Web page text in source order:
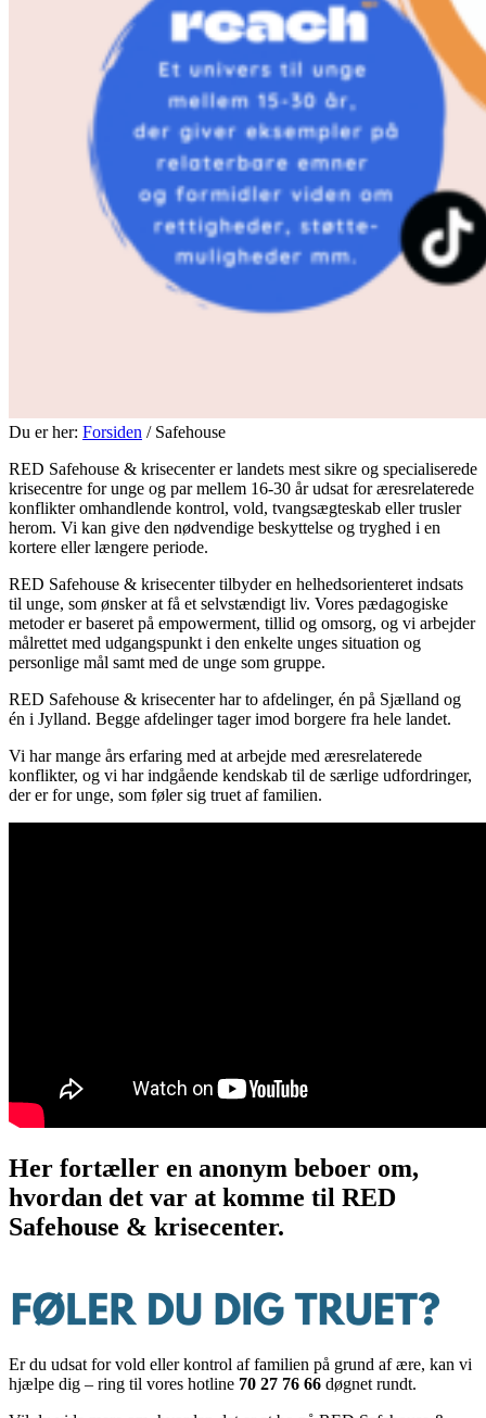
Du er her: Forsiden / Safehouse
RED Safehouse & krisecenter er landets mest sikre og specialiserede
krisecentre for unge og par mellem 16-30 år udsat for æresrelaterede
konflikter omhandlende kontrol, vold, tvangsægteskab eller trusler
herom. Vi kan give den nødvendige beskyttelse og tryghed i en
kortere eller længere periode.
RED Safehouse & krisecenter tilbyder en helhedsorienteret indsats
til unge, som ønsker at få et selvstændigt liv. Vores pædagogiske
metoder er baseret på empowerment, tillid og omsorg, og vi arbejder
målrettet med udgangspunkt i den enkelte unges situation og
personlige mål samt med de unge som gruppe.
RED Safehouse & krisecenter har to afdelinger, én på Sjælland og
én i Jylland. Begge afdelinger tager imod borgere fra hele landet.
Vi har mange års erfaring med at arbejde med æresrelaterede
konflikter, og vi har indgående kendskab til de særlige udfordringer,
der er for unge, som føler sig truet af familien.
Her fortæller en anonym beboer om,
hvordan det var at komme til RED
Safehouse & krisecenter.
Er du udsat for vold eller kontrol af familien på grund af ære, kan vi
hjælpe dig – ring til vores hotline 70 27 76 66 døgnet rundt.